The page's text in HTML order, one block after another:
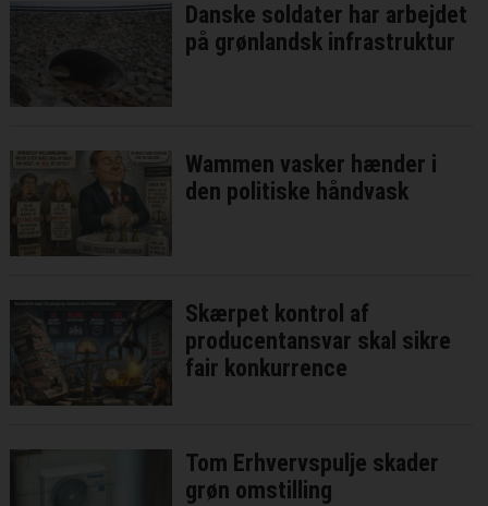
Danske soldater har arbejdet
på grønlandsk infrastruktur
Wammen vasker hænder i
den politiske håndvask
Skærpet kontrol af
producentansvar skal sikre
fair konkurrence
Tom Erhvervspulje skader
grøn omstilling